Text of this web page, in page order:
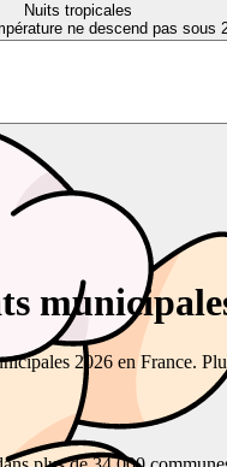
Nuits tropicales
ne descend pas sous
2026 en France.